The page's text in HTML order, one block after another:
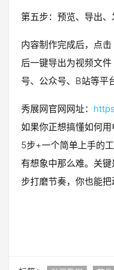
第五步：预览、导出、
内容制作完成后，点
后一键导出为视频文
号、公众号、B站等平
秀展网官网网址：
如果你正想搞懂如何
5步+一个简单上手的
有想象中那么难。关
步打磨节奏，你也能把